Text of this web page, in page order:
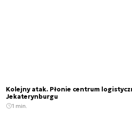
Kolejny atak. Płonie centrum
Jekaterynburgu
1 min.